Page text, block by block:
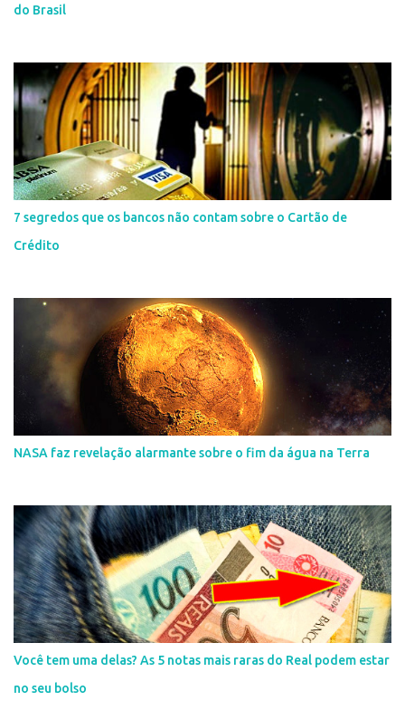
do Brasil
7 segredos que os bancos não contam sobre o Cartão de
Crédito
NASA faz revelação alarmante sobre o fim da água na Terra
Você tem uma delas? As 5 notas mais raras do Real podem estar
no seu bolso